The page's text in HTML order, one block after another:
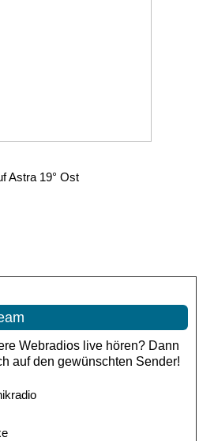
Astra 19° Ost
Webradios live hören? Dann
auf den gewünschten Sender!